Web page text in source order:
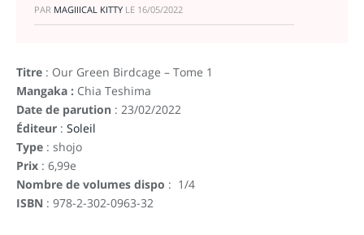
PAR MAGIIICAL KITTY LE 16/05/2022
Titre : Our Green Birdcage – Tome 1
Mangaka : Chia Teshima
Date de parution : 23/02/2022
Éditeur : Soleil
Type : shojo
Prix : 6,99e
Nombre de volumes dispo : 1/4
ISBN : 978-2-302-0963-32